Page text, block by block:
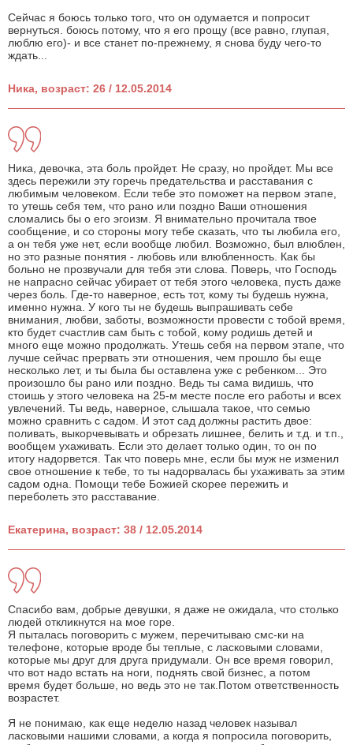
Сейчас я боюсь только того, что он одумается и попросит
вернуться. боюсь потому, что я его прощу (все равно, глупая,
люблю его)- и все станет по-прежнему, я снова буду чего-то
ждать...
Ника, возраст: 26 / 12.05.2014
Ника, девочка, эта боль пройдет. Не сразу, но пройдет. Мы все
здесь пережили эту горечь предательства и расставания с
любимым человеком. Если тебе это поможет на первом этапе,
то утешь себя тем, что рано или поздно Ваши отношения
сломались бы о его эгоизм. Я внимательно прочитала твое
сообщение, и со стороны могу тебе сказать, что ты любила его,
а он тебя уже нет, если вообще любил. Возможно, был влюблен,
но это разные понятия - любовь или влюбленность. Как бы
больно не прозвучали для тебя эти слова. Поверь, что Господь
не напрасно сейчас убирает от тебя этого человека, пусть даже
через боль. Где-то наверное, есть тот, кому ты будешь нужна,
именно нужна. У кого ты не будешь выпрашивать себе
внимания, любви, заботы, возможности провести с тобой время,
кто будет счастлив сам быть с тобой, кому родишь детей и
много еще можно продолжать. Утешь себя на первом этапе, что
лучше сейчас прервать эти отношения, чем прошло бы еще
несколько лет, и ты была бы оставлена уже с ребенком... Это
произошло бы рано или поздно. Ведь ты сама видишь, что
стоишь у этого человека на 25-м месте после его работы и всех
увлечений. Ты ведь, наверное, слышала такое, что семью
можно сравнить с садом. И этот сад должны растить двое:
поливать, выкорчевывать и обрезать лишнее, белить и т.д. и т.п.,
вообщем ухаживать. Если это делает только один, то он по
итогу надорвется. Так что поверь мне, если бы муж не изменил
свое отношение к тебе, то ты надорвалась бы ухаживать за этим
садом одна. Помощи тебе Божией скорее пережить и
переболеть это расставание.
Екатерина, возраст: 38 / 12.05.2014
Спасибо вам, добрые девушки, я даже не ожидала, что столько
людей откликнутся на мое горе.
Я пыталась поговорить с мужем, перечитываю смс-ки на
телефоне, которые вроде бы теплые, с ласковыми словами,
которые мы друг для друга придумали. Он все время говорил,
что вот надо встать на ноги, поднять свой бизнес, а потом
время будет больше, но ведь это не так.Потом ответственность
возрастет.
Я не понимаю, как еще неделю назад человек называл
ласковыми нашими словами, а когда я попросила поговорить,